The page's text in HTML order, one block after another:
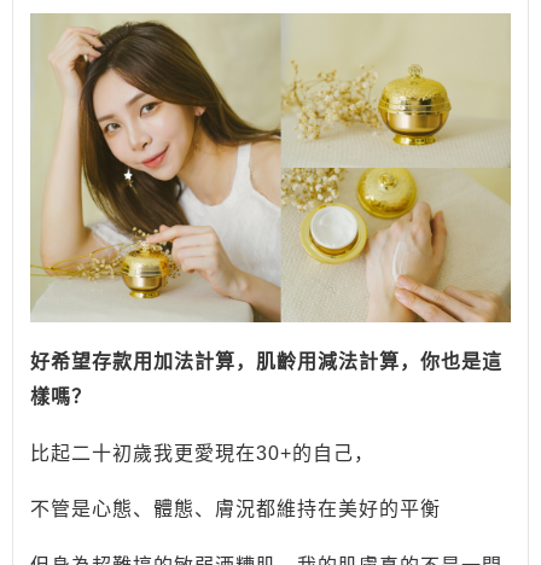
好希望存款用加法計算， 肌齡用減法計算，你也是這
樣嗎？
比起二十初歲我更愛現在30+的自己，
不管是心態、體態、膚況都維持在美好的平衡